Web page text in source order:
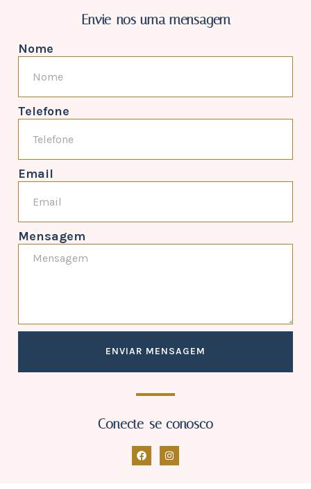
Envie-nos uma mensagem
Nome
Telefone
Email
Mensagem
ENVIAR MENSAGEM
Conecte-se conosco